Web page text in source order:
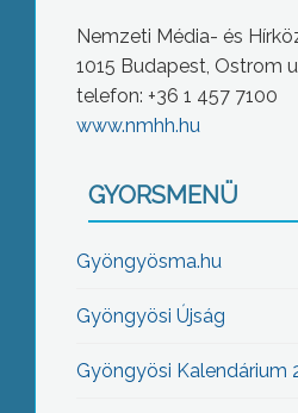
Nemzeti Média- és
1015 Budapest, Ostrom
telefon: +36 1 457 7100
www.nmhh.hu
GYORSMENÜ
Gyöngyösma.hu
Gyöngyösi Újság
Gyöngyösi Kalendárium